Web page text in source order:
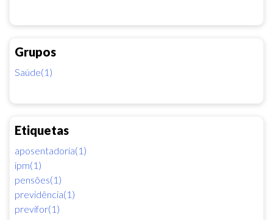
Grupos
Saúde(1)
Etiquetas
aposentadoria(1)
ipm(1)
pensões(1)
previdência(1)
previfor(1)